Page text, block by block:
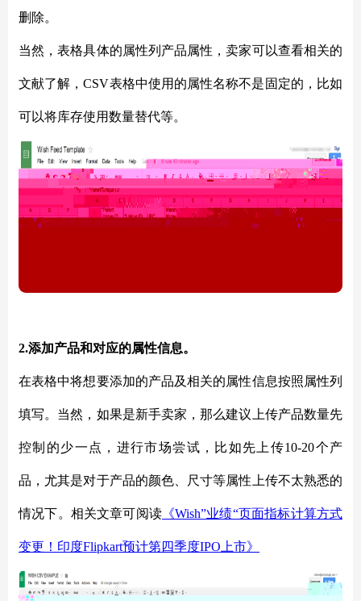
删除。
当然，表格具体的属性列产品属性，卖家可以查看相关的
文献了解，CSV表格中使用的属性名称不是固定的，比如
可以将库存使用数量替代等。
2.添加产品和对应的属性信息。
在表格中将想要添加的产品及相关的属性信息按照属性列
填写。当然，如果是新手卖家，那么建议上传产品数量先
控制的少一点，进行市场尝试，比如先上传10-20个产
品，尤其是对于产品的颜色、尺寸等属性上传不太熟悉的
情况下。相关文章可阅读《Wish”业绩“页面指标计算方式
变更！印度Flipkart预计第四季度IPO上市》